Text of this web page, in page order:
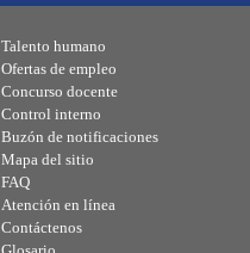
Talento humano
Ofertas de empleo
Concurso docente
Control interno
Buzón de notificaciones
Mapa del sitio
FAQ
Atención en línea
Contáctenos